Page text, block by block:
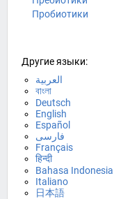
Пробиотики
Другие языки:
العربية
বাংলা
Deutsch
English
Español
فارسی
Français
हिन्दी
Bahasa Indonesia
Italiano
日本語